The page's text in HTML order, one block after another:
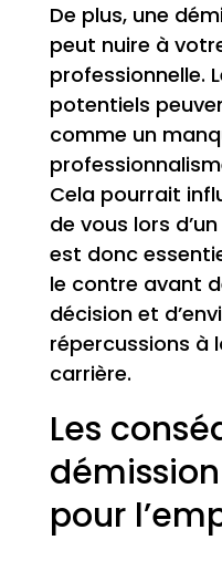
De plus, une
peut nuire à
professionnelle.
potentiels
comme un
Cela pourrait
de vous lors
est donc
le contre avant
décision et
répercussions à
carrière.
Les
pour